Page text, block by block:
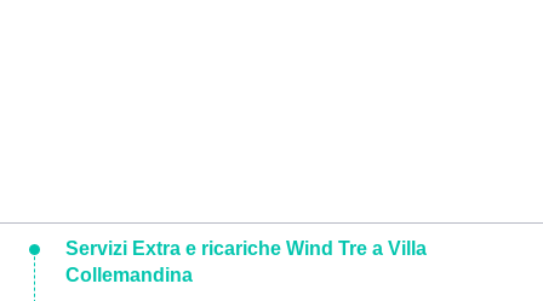
Servizi Extra e ricariche Wind Tre a Villa
Collemandina